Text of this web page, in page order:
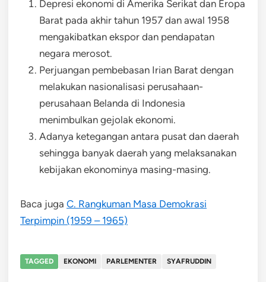
Depresi ekonomi di Amerika Serikat dan Eropa
Barat pada akhir tahun 1957 dan awal 1958
mengakibatkan ekspor dan pendapatan
negara merosot.
Perjuangan pembebasan Irian Barat dengan
melakukan nasionalisasi perusahaan-
perusahaan Belanda di Indonesia
menimbulkan gejolak ekonomi.
Adanya ketegangan antara pusat dan daerah
sehingga banyak daerah yang melaksanakan
kebijakan ekonominya masing-masing.
Baca juga C. Rangkuman Masa Demokrasi
Terpimpin (1959 – 1965)
TAGGED EKONOMI PARLEMENTER SYAFRUDDIN